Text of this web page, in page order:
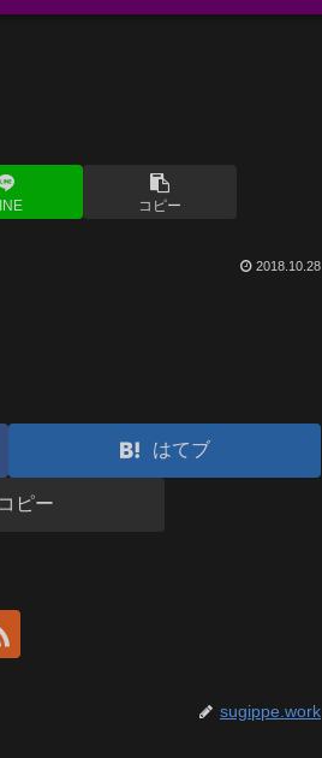
コピー
2018.10.28
はてブ
コピー
sugippe.work